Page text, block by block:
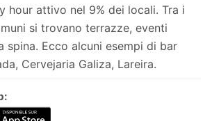
hour attivo nel 9% dei locali. Tra i
si trovano terrazze, eventi
spina. Ecco alcuni esempi di bar
Cervejaria Galiza, Lareira.